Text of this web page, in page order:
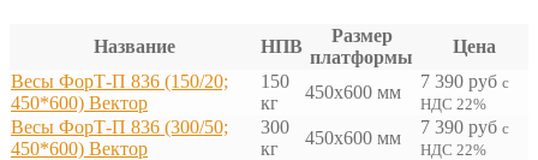
Название НПВ
Размер
платформы
Цена
Bесы ФорТ-П 836 (150/20;
450*600) Вектор
150
кг
450x600 мм
7 390 руб с
НДС 22%
Bесы ФорТ-П 836 (300/50;
450*600) Вектор
300
кг
450x600 мм
7 390 руб с
НДС 22%